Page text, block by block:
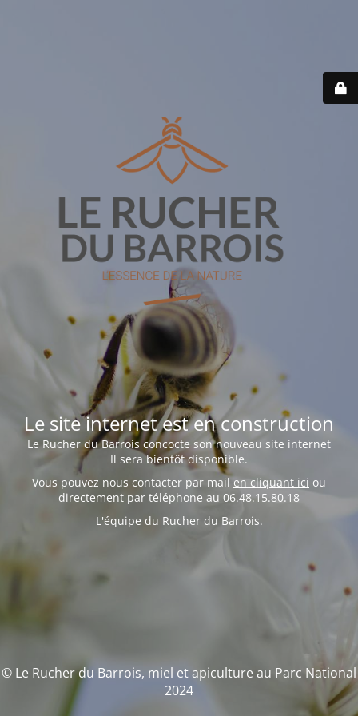
Le site internet est en construction
Le Rucher du Barrois concocte son nouveau site internet
Il sera bientôt disponible.
Vous pouvez nous contacter par mail en cliquant ici ou
directement par téléphone au 06.48.15.80.18
L'équipe du Rucher du Barrois.
© Le Rucher du Barrois, miel et apiculture au Parc National
2024